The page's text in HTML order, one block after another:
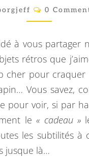
S
R
R
E
C
M
E
N
T
A
I
E
0
à vous partager
rétros que
cher pour
Vous savez,
voir, si par
le« cadeau »
les subtilités à
jusque là…